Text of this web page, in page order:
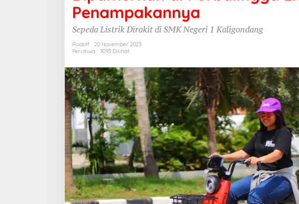
Daerah
Akan
Dipamerkan
di
Penampakannya
Penampakannya
Sepeda Listrik Dirakit di SMK Negeri 1 Kaligondang
Rudolf
20 November 2023
Peristiwa
3093 Dilihat